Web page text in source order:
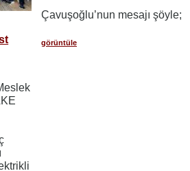
Çavuşoğlu’nun mesajı şöyle;
görüntüle